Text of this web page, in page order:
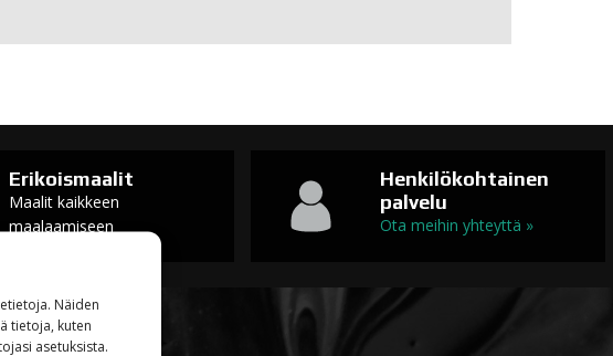
Näiden
tietoja, kuten
asetuksista.
Erikoismaalit
Maalit kaikkeen
maalaamiseen
Henkilökohtainen
palvelu
Ota meihin yhteyttä »